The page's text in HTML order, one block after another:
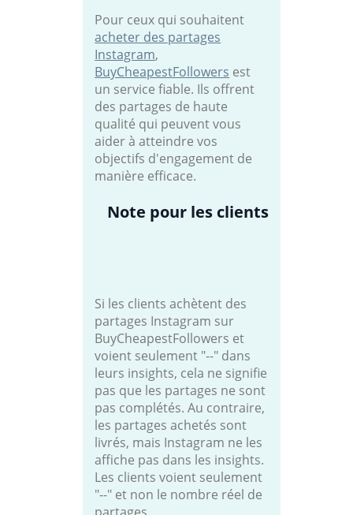
Pour ceux qui souhaitent
acheter des partages
Instagram,
BuyCheapestFollowers est
un service fiable. Ils offrent
des partages de haute
qualité qui peuvent vous
aider à atteindre vos
objectifs d'engagement de
manière efficace.
Note pour les clients
Si les clients achètent des
partages Instagram sur
BuyCheapestFollowers et
voient seulement "--" dans
leurs insights, cela ne signifie
pas que les partages ne sont
pas complétés. Au contraire,
les partages achetés sont
livrés, mais Instagram ne les
affiche pas dans les insights.
Les clients voient seulement
"--" et non le nombre réel de